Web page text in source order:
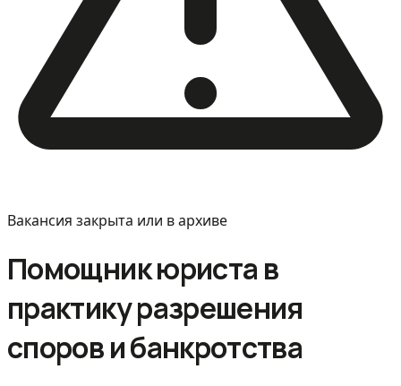
Вакансия закрыта или в архиве
Помощник юриста в
практику разрешения
споров и банкротства